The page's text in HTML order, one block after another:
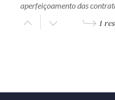
aperfeiçoamento das
1